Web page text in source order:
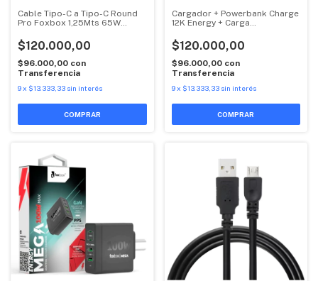
Cable Tipo-C a Tipo-C Round
Pro Foxbox 1,25Mts 65W
$120.000,00
$96.000,00 con
Transferencia
9x $13.333,33 sin interés
Cargador + Powerbank Charge
12K Energy + Carga
$120.000,00
$96.000,00 con
Transferencia
9 x $13.333,33 sin interés